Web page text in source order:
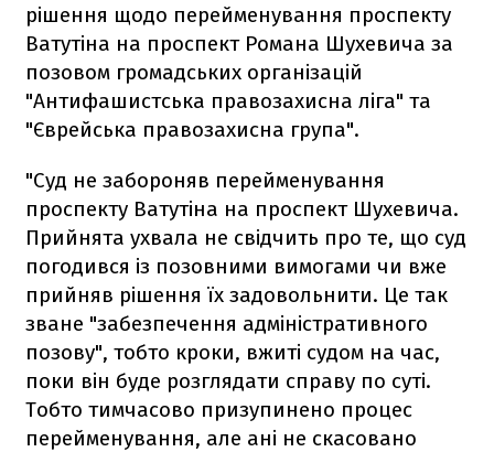
рішення щодо перейменування проспекту
Ватутіна на проспект Романа Шухевича за
позовом громадських організацій
"Антифашистська правозахисна ліга" та
"Єврейська правозахисна група".
"Суд не забороняв перейменування
проспекту Ватутіна на проспект Шухевича.
Прийнята ухвала не свідчить про те, що суд
погодився із позовними вимогами чи вже
прийняв рішення їх задовольнити. Це так
зване "забезпечення адміністративного
позову", тобто кроки, вжиті судом на час,
поки він буде розглядати справу по суті.
Тобто тимчасово призупинено процес
перейменування, але ані не скасовано